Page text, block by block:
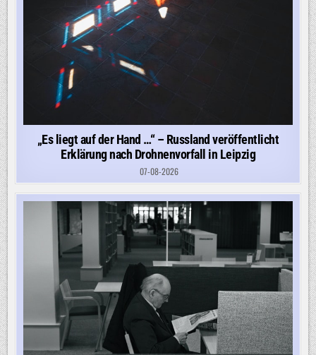
„Es liegt auf der Hand …“ – Russland veröffentlicht
Erklärung nach Drohnenvorfall in Leipzig
07-08-2026